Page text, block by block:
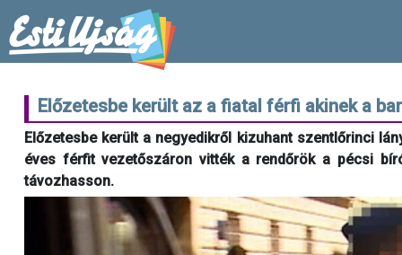
Előzetesbe került az a fiatal férfi akinek a
Előzetesbe került a negyedikről kizuhant szentlőrinci
éves férfit vezetőszáron vitték a rendőrök a pécsi
távozhasson.